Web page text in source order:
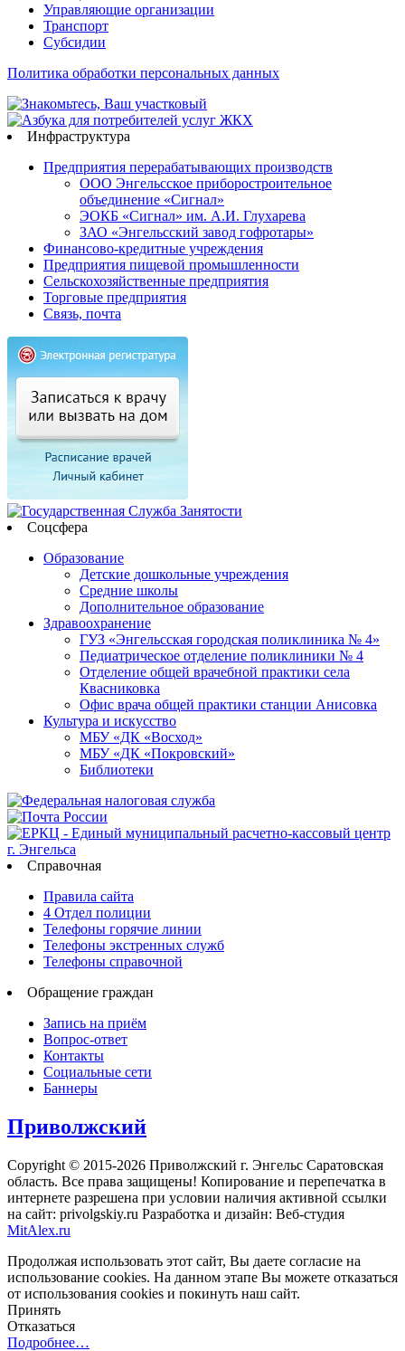
Управляющие организации
Транспорт
Субсидии
Политика обработки персональных данных
Инфраструктура
Предприятия перерабатывающих производств
ООО Энгельсское приборостроительное
объединение «Сигнал»
ЭОКБ «Сигнал» им. А.И. Глухарева
ЗАО «Энгельсский завод гофротары»
Финансово-кредитные учреждения
Предприятия пищевой промышленности
Сельскохозяйственные предприятия
Торговые предприятия
Связь, почта
Соцсфера
Образование
Детские дошкольные учреждения
Средние школы
Дополнительное образование
Здравоохранение
ГУЗ «Энгельсская городская поликлиника № 4»
Педиатрическое отделение поликлиники № 4
Отделение общей врачебной практики села
Квасниковка
Офис врача общей практики станции Анисовка
Культура и искусство
МБУ «ДК «Восход»
МБУ «ДК «Покровский»
Библиотеки
Справочная
Правила сайта
4 Отдел полиции
Телефоны горячие линии
Телефоны экстренных служб
Телефоны справочной
Обращение граждан
Запись на приём
Вопрос-ответ
Контакты
Социальные сети
Баннеры
Приволжский
Copyright © 2015-2026 Приволжский г. Энгельс Саратовская
область. Все права защищены! Копирование и перепечатка в
интернете разрешена при условии наличия активной ссылки
на сайт: privolgskiy.ru Разработка и дизайн: Веб-студия
MitAlex.ru
Продолжая использовать этот сайт, Вы даете согласие на
использование cookies. На данном этапе Вы можете отказаться
от использования cookies и покинуть наш сайт.
Принять
Отказаться
Подробнее…